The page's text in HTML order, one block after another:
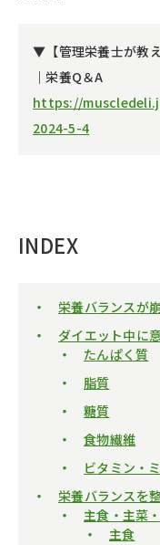
▼【管理栄養士が教
｜栄養Q＆A
https://
2024-5-4
INDEX
栄養バランスが
ダイエット中に
たんぱく質
脂質
糖質
食物繊維
ビタミン・
栄養バランスを
主食・主菜
主食